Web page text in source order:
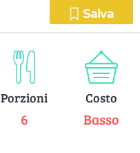
Salva
Porzioni
6
Costo
Basso